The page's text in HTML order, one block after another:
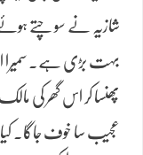
شازیہ نے سوچتے ہوئے
بہت بڑی ہے۔ سمیرا
پھنسا کر اس گھر کی
عجیب سا خوف جاگا۔